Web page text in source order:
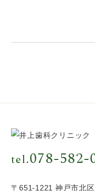
tel.078-582-
〒651-1221 神戸市北